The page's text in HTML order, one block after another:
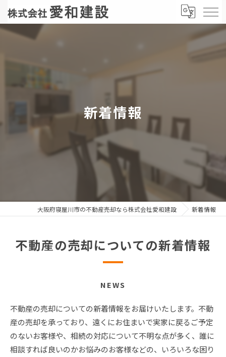
新着情報
大阪府寝屋川市の不動産売却なら株式会社愛和建設 新着情報
不動産の売却についての新着情報
NEWS
不動産の売却についての新着情報をお届けいたします。不動
産の売却を承っており、遠くにお住まいで実家に戻るご予定
のないお客様や、相続の対応について不明な点が多く、誰に
相談すれば良いのかお悩みのお客様などの、いろいろな困り